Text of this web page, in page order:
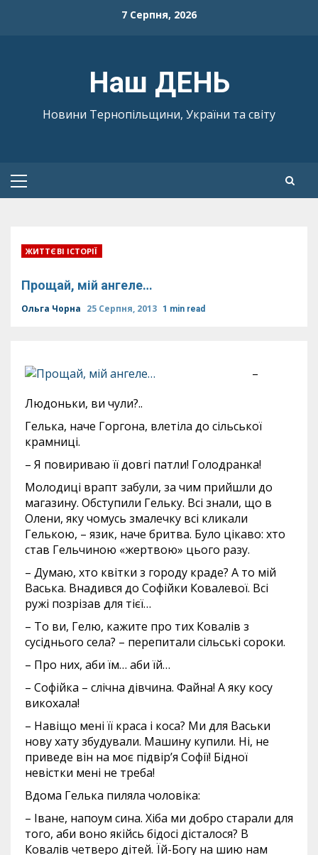
7 Серпня, 2026
Наш ДЕНЬ
Новини Тернопільщини, України та світу
Primary
ЖИТТЄВІ ІСТОРІЇ
Прощай, мій ангеле…
Ольга Чорна 25 Серпня, 2013 1 min read
–
Людоньки, ви чули?..
Гелька, наче Горгона, влетіла до сільської
крамниці.
– Я повириваю її довгі патли! Голодранка!
Молодиці врапт забули, за чим прийшли до
магазину. Обступили Гельку. Всі знали, що в
Олени, яку чомусь змалечку всі кликали
Гелькою, – язик, наче бритва. Було цікаво: хто
став Гельчиною «жертвою» цього разу.
– Думаю, хто квітки з городу краде? А то мій
Васька. Внадився до Софійки Ковалевої. Всі
ружі позрізав для тієї…
– То ви, Гелю, кажите про тих Ковалів з
сусіднього села? – перепитали сільські сороки.
– Про них, аби їм… аби їй…
– Софійка – слічна дівчина. Файна! А яку косу
викохала!
– Навіщо мені її краса і коса? Ми для Васьки
нову хату збудували. Машину купили. Ні, не
приведе він на моє підвір’я Софії! Бідної
невістки мені не треба!
Вдома Гелька пиляла чоловіка:
– Іване, напоум сина. Хіба ми добро старали для
того, аби воно якійсь бідосі дісталося? В
Ковалів четверо дітей. Їй-Богу на шию нам